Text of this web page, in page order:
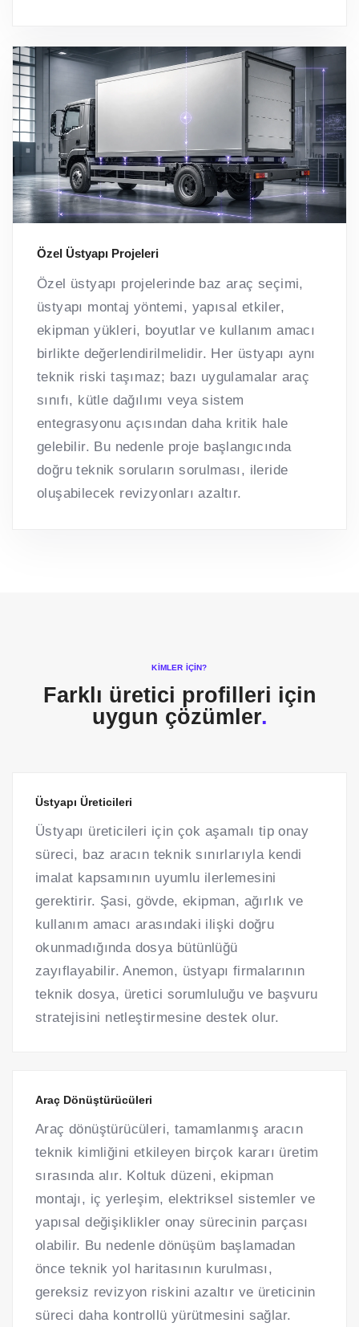
Özel Üstyapı Projeleri
Özel üstyapı projelerinde baz araç seçimi,
üstyapı montaj yöntemi, yapısal etkiler,
ekipman yükleri, boyutlar ve kullanım amacı
birlikte değerlendirilmelidir. Her üstyapı aynı
teknik riski taşımaz; bazı uygulamalar araç
sınıfı, kütle dağılımı veya sistem
entegrasyonu açısından daha kritik hale
gelebilir. Bu nedenle proje başlangıcında
doğru teknik soruların sorulması, ileride
oluşabilecek revizyonları azaltır.
KIMLER İÇIN?
Farklı üretici profilleri için
uygun çözümler.
Üstyapı Üreticileri
Üstyapı üreticileri için çok aşamalı tip onay
süreci, baz aracın teknik sınırlarıyla kendi
imalat kapsamının uyumlu ilerlemesini
gerektirir. Şasi, gövde, ekipman, ağırlık ve
kullanım amacı arasındaki ilişki doğru
okunmadığında dosya bütünlüğü
zayıflayabilir. Anemon, üstyapı firmalarının
teknik dosya, üretici sorumluluğu ve başvuru
stratejisini netleştirmesine destek olur.
Araç Dönüştürücüleri
Araç dönüştürücüleri, tamamlanmış aracın
teknik kimliğini etkileyen birçok kararı üretim
sırasında alır. Koltuk düzeni, ekipman
montajı, iç yerleşim, elektriksel sistemler ve
yapısal değişiklikler onay sürecinin parçası
olabilir. Bu nedenle dönüşüm başlamadan
önce teknik yol haritasının kurulması,
gereksiz revizyon riskini azaltır ve üreticinin
süreci daha kontrollü yürütmesini sağlar.